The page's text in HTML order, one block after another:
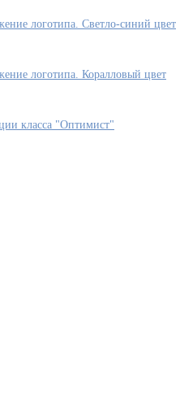
логотипа. Светло-синий цвет
логотипа. Коралловый цвет
класса "Оптимист"